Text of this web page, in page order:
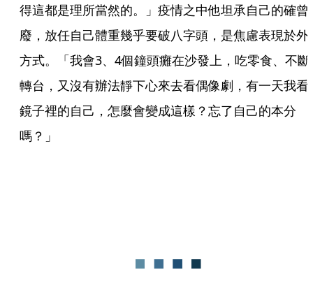
得這都是理所當然的。」疫情之中他坦承自己的確曾
廢，放任自己體重幾乎要破八字頭，是焦慮表現於外
方式。「我會3、4個鐘頭癱在沙發上，吃零食、不斷
轉台，又沒有辦法靜下心來去看偶像劇，有一天我看
鏡子裡的自己，怎麼會變成這樣？忘了自己的本分
嗎？」